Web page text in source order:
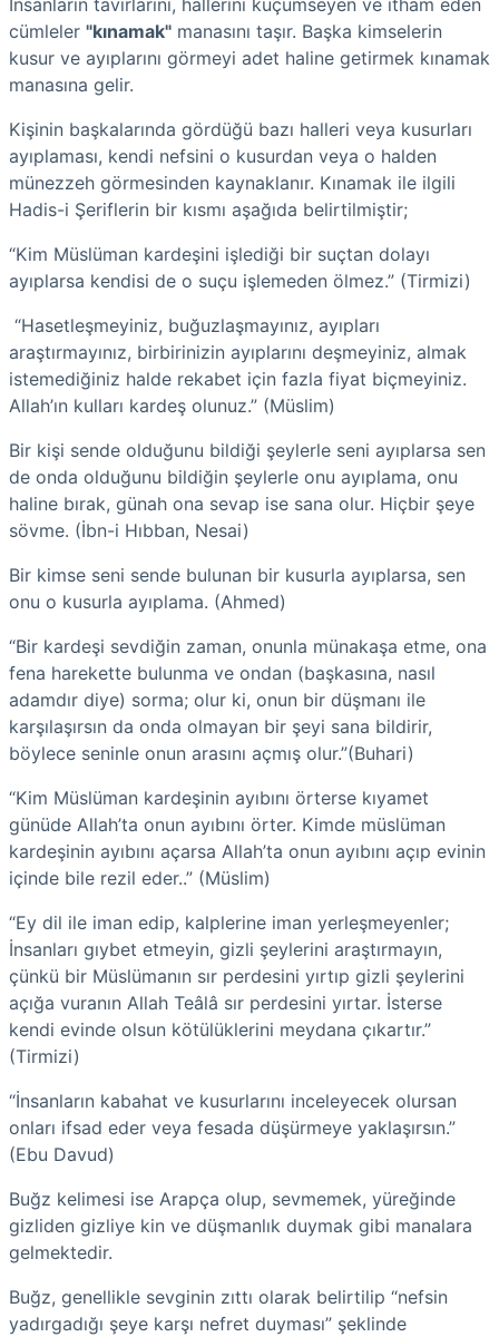
cümleler "kınamak" manasını taşır. Başka kimselerin
kusur ve ayıplarını görmeyi adet haline getirmek kınamak
manasına gelir.
Kişinin başkalarında gördüğü bazı halleri veya kusurları
ayıplaması, kendi nefsini o kusurdan veya o halden
münezzeh görmesinden kaynaklanır. Kınamak ile ilgili
Hadis-i Şeriflerin bir kısmı aşağıda belirtilmiştir;
“Kim Müslüman kardeşini işlediği bir suçtan dolayı
ayıplarsa kendisi de o suçu işlemeden ölmez.” (Tirmizi)
“Hasetleşmeyiniz, buğuzlaşmayınız, ayıpları
araştırmayınız, birbirinizin ayıplarını deşmeyiniz, almak
istemediğiniz halde rekabet için fazla fiyat biçmeyiniz.
Allah’ın kulları kardeş olunuz.” (Müslim)
Bir kişi sende olduğunu bildiği şeylerle seni ayıplarsa sen
de onda olduğunu bildiğin şeylerle onu ayıplama, onu
haline bırak, günah ona sevap ise sana olur. Hiçbir şeye
sövme. (İbn-i Hıbban, Nesai)
Bir kimse seni sende bulunan bir kusurla ayıplarsa, sen
onu o kusurla ayıplama. (Ahmed)
“Bir kardeşi sevdiğin zaman, onunla münakaşa etme, ona
fena harekette bulunma ve ondan (başkasına, nasıl
adamdır diye) sorma; olur ki, onun bir düşmanı ile
karşılaşırsın da onda olmayan bir şeyi sana bildirir,
böylece seninle onun arasını açmış olur.”(Buhari)
“Kim Müslüman kardeşinin ayıbını örterse kıyamet
günüde Allah’ta onun ayıbını örter. Kimde müslüman
kardeşinin ayıbını açarsa Allah’ta onun ayıbını açıp evinin
içinde bile rezil eder..” (Müslim)
“Ey dil ile iman edip, kalplerine iman yerleşmeyenler;
İnsanları gıybet etmeyin, gizli şeylerini araştırmayın,
çünkü bir Müslümanın sır perdesini yırtıp gizli şeylerini
açığa vuranın Allah Teâlâ sır perdesini yırtar. İsterse
kendi evinde olsun kötülüklerini meydana çıkartır.”
(Tirmizi)
“İnsanların kabahat ve kusurlarını inceleyecek olursan
onları ifsad eder veya fesada düşürmeye yaklaşırsın.”
(Ebu Davud)
Buğz kelimesi ise Arapça olup, sevmemek, yüreğinde
gizliden gizliye kin ve düşmanlık duymak gibi manalara
gelmektedir.
Buğz, genellikle sevginin zıttı olarak belirtilip “nefsin
yadırgadığı şeye karşı nefret duyması” şeklinde